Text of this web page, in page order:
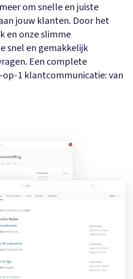
om snelle en juiste
jouw klanten. Door het
en onze slimme
snel en gemakkelijk
Een complete
1 klantcommunicatie: van